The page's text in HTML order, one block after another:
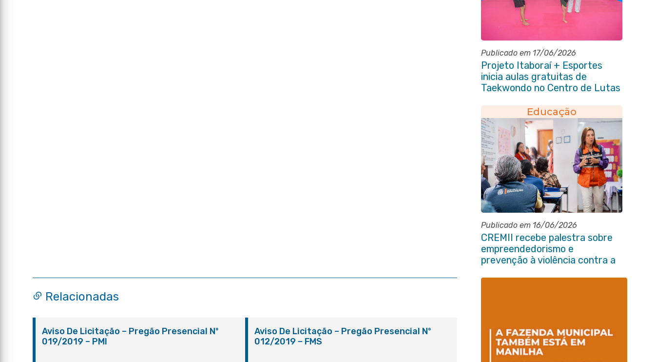
Publicado em 17/06/2026
Projeto Itaboraí + Esportes
inicia aulas gratuitas de
Taekwondo no Centro de Lutas
Educação
Publicado em 16/06/2026
CREMII recebe palestra sobre
empreendedorismo e
prevenção à violência contra a
Relacionadas
Aviso De Licitação – Pregão Presencial Nº
019/2019 – PMI
Aviso De Licitação – Pregão Presencial Nº
012/2019 – FMS